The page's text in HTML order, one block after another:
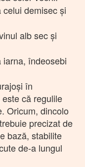
demisec şi
alb sec şi
îndeosebi
în
că regulile
Oricum, dincolo
precizat de
bază, stabilite
de-a lungul